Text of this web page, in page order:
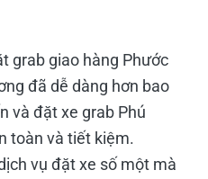
grab giao hàng Phước
đã dễ dàng hơn bao
và đặt xe grab Phú
toàn và tiết kiệm.
vụ đặt xe số một mà